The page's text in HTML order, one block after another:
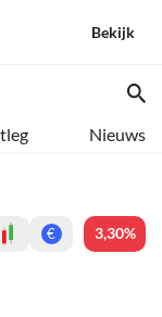
Bekijk
Nieuws
€ 3,30%